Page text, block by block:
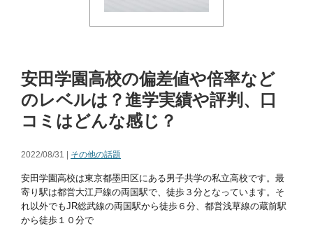
安田学園高校の偏差値や倍率など
のレベルは？進学実績や評判、口
コミはどんな感じ？
2022/08/31 | その他の話題
安田学園高校は東京都墨田区にある男子共学の私立高校です。最
寄り駅は都営大江戸線の両国駅で、徒歩３分となっています。そ
れ以外でもJR総武線の両国駅から徒歩６分、都営浅草線の蔵前駅
から徒歩１０分で